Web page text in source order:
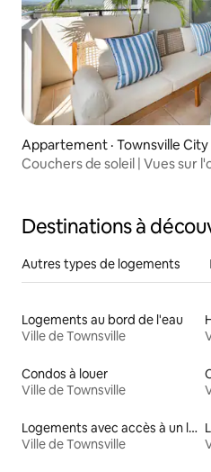
Appartement · Townsville City
Couchers de soleil | Vues sur
Destinations à
Autres types de logements
Logements au bord de l'eau
Ville de Townsville
Condos à louer
Ville de Townsville
Logements avec accès à un lac
Ville de Townsville